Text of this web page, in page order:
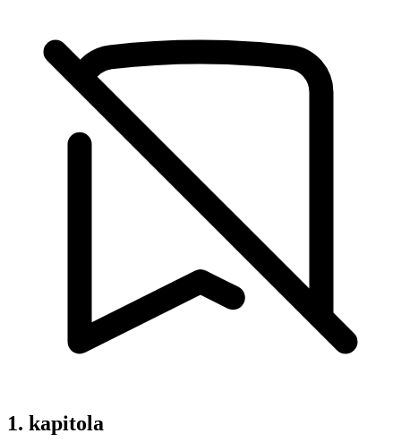
1. kapitola